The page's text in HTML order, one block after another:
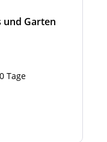
und Garten
Tage